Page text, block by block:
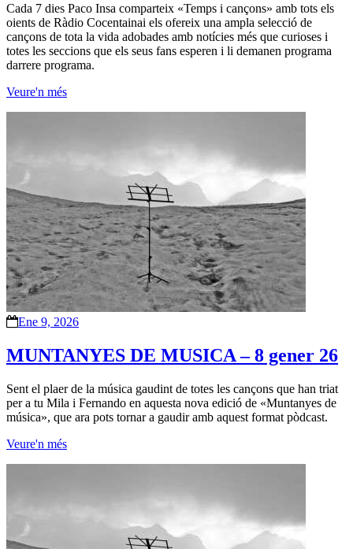
Cada 7 dies Paco Insa comparteix «Temps i cançons» amb tots els
oients de Ràdio Cocentainai els ofereix una ampla selecció de
cançons de tota la vida adobades amb notícies més que curioses i
totes les seccions que els seus fans esperen i li demanen programa
darrere programa.
Veure'n més
Ene 9, 2026
MUNTANYES DE MUSICA – 8 gener 26
Sent el plaer de la música gaudint de totes les cançons que han triat
per a tu Mila i Fernando en aquesta nova edició de «Muntanyes de
música», que ara pots tornar a gaudir amb aquest format pòdcast.
Veure'n més